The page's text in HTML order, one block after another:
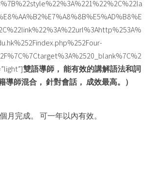
雙語導師， 能有效的講解語法和詞
導師混合， 針對會話， 成效最高。）
月完成。 可一年以內有效。